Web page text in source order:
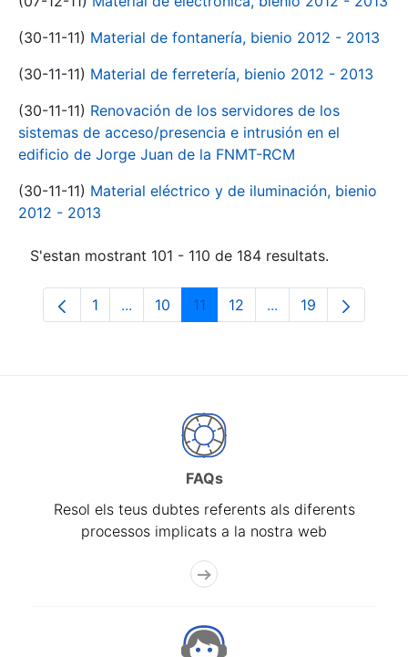
(30-11-11) Material de fontanería, bienio 2012 - 2013
(30-11-11) Material de ferretería, bienio 2012 - 2013
(30-11-11) Renovación de los servidores de los
sistemas de acceso/presencia e intrusión en el
edificio de Jorge Juan de la FNMT-RCM
(30-11-11) Material eléctrico y de iluminación, bienio
2012 - 2013
S'estan mostrant 101 - 110 de 184 resultats.
Pàgina
1 ...Pàgines intermèdies Utilitzeu TAB per
Pàgina
10 Pàgina
11 Pàgina
12 ...PàginesPàgina
19
FAQs
Resol els teus dubtes referents als diferents
processos implicats a la nostra web